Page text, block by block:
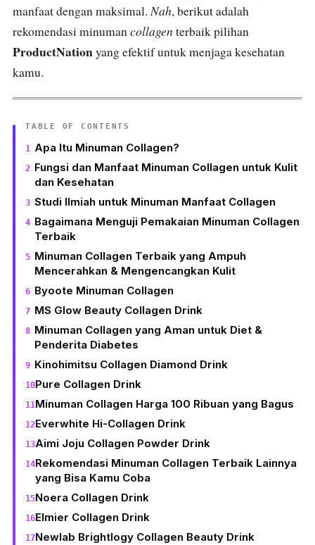
manfaat dengan maksimal.Nah, berikut adalah
rekomendasi minumancollagen terbaik pilihan
ProductNationyang efektif untuk menjaga kesehatan
kamu.
TABLE OF CONTENTS
Apa Itu Minuman Collagen?
Fungsi dan Manfaat Minuman Collagen untuk Kulit
dan Kesehatan
Studi Ilmiah untuk Minuman Manfaat Collagen
Bagaimana Menguji Pemakaian Minuman Collagen
Terbaik
Minuman Collagen Terbaik yang Ampuh
Mencerahkan & Mengencangkan Kulit
Byoote Minuman Collagen
MS Glow Beauty Collagen Drink
Minuman Collagen yang Aman untuk Diet &
Penderita Diabetes
Kinohimitsu Collagen Diamond Drink
Pure Collagen Drink
Minuman Collagen Harga 100 Ribuan yang Bagus
Everwhite Hi-Collagen Drink
Aimi Joju Collagen Powder Drink
Rekomendasi Minuman Collagen Terbaik Lainnya
yang Bisa Kamu Coba
Noera Collagen Drink
Elmier Collagen Drink
Newlab Brightlogy Collagen Beauty Drink